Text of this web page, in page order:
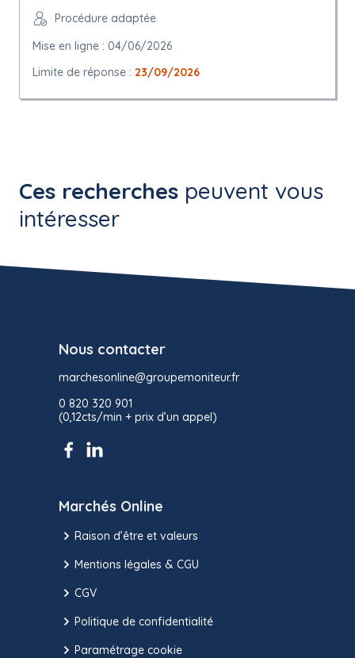
Procédure adaptée
Mise en ligne : 04/06/2026
Limite de réponse : 23/09/2026
Ces recherches peuvent vous
intéresser
Nous contacter
marchesonline@groupemoniteur.fr
0 820 320 901
(0,12cts/min + prix d’un appel)
Marchés Online
Raison d’être et valeurs
Mentions légales & CGU
CGV
Politique de confidentialité
Paramétrage cookie